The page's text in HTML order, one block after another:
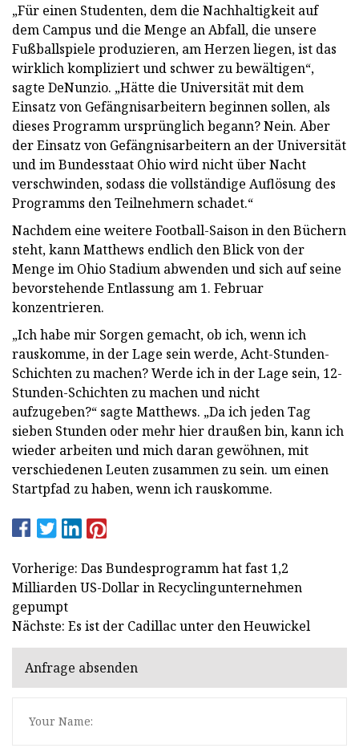
„Für einen Studenten, dem die Nachhaltigkeit auf
dem Campus und die Menge an Abfall, die unsere
Fußballspiele produzieren, am Herzen liegen, ist das
wirklich kompliziert und schwer zu bewältigen“,
sagte DeNunzio. „Hätte die Universität mit dem
Einsatz von Gefängnisarbeitern beginnen sollen, als
dieses Programm ursprünglich begann? Nein. Aber
der Einsatz von Gefängnisarbeitern an der Universität
und im Bundesstaat Ohio wird nicht über Nacht
verschwinden, sodass die vollständige Auflösung des
Programms den Teilnehmern schadet.“
Nachdem eine weitere Football-Saison in den Büchern
steht, kann Matthews endlich den Blick von der
Menge im Ohio Stadium abwenden und sich auf seine
bevorstehende Entlassung am 1. Februar
konzentrieren.
„Ich habe mir Sorgen gemacht, ob ich, wenn ich
rauskomme, in der Lage sein werde, Acht-Stunden-
Schichten zu machen? Werde ich in der Lage sein, 12-
Stunden-Schichten zu machen und nicht
aufzugeben?“ sagte Matthews. „Da ich jeden Tag
sieben Stunden oder mehr hier draußen bin, kann ich
wieder arbeiten und mich daran gewöhnen, mit
verschiedenen Leuten zusammen zu sein. um einen
Startpfad zu haben, wenn ich rauskomme.
Vorherige: Das Bundesprogramm hat fast 1,2
Milliarden US-Dollar in Recyclingunternehmen
gepumpt
Nächste: Es ist der Cadillac unter den Heuwickel
Anfrage absenden